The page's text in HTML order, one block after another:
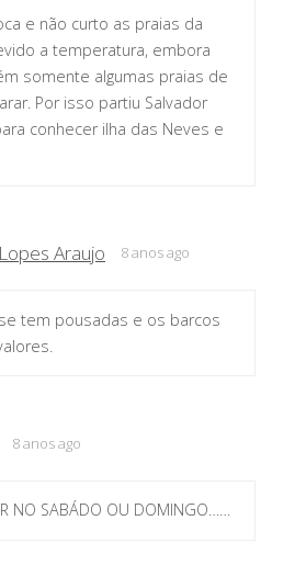
e não curto as praias da
a temperatura, embora
somente algumas praias de
Por isso partiu Salvador
conhecer ilha das Neves e
Araujo 8 anos ago
tem pousadas e os barcos
8 anos ago
NO SABÁDO OU DOMINGO……